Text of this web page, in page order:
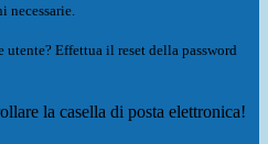
necessarie.
utente? Effettua il reset della password
la casella di posta elettronica!